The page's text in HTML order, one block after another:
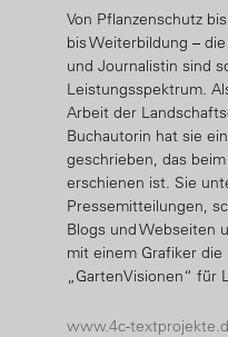
Von Pflanzenschutz
bis Weiterbildung –
und Journalistin sind
Leistungsspektrum.
Arbeit der
Buchautorin hat sie
geschrieben, das
erschienen ist. Sie
Pressemitteilungen,
Blogs und Webseiten
mit einem Grafiker
„GartenVisionen“ für
www.4c-